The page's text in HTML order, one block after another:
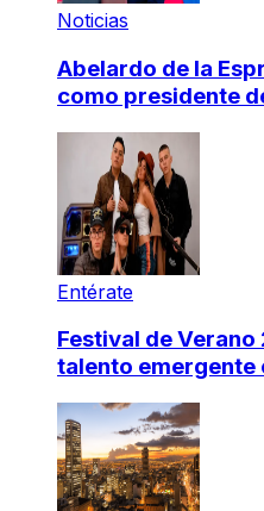
Noticias
Abelardo de la
como presidente
Entérate
Festival de
talento emergente